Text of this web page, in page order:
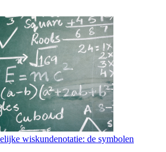
wiskundenotatie: de symbolen